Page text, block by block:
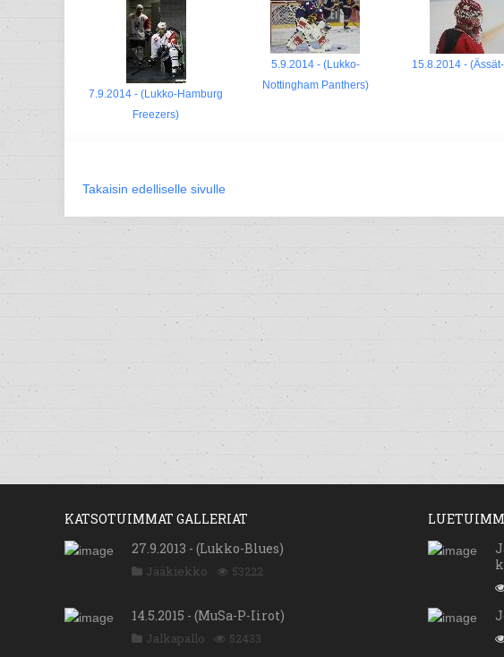
7.9.2014 - (Lukko-Hamburg
Freezers)
5.9.2014 - (Lukko-
Nottingham Panthers)
15.8.2014 -
Takaisin edelliselle sivulle
KATSOTUIMMAT GALLERIAT
27.9.2013 - (Lukko-Blues)
Jääkiekko 53222
14.5.2015 - (MuSa-P-Iirot)
Jalkapallo 52433